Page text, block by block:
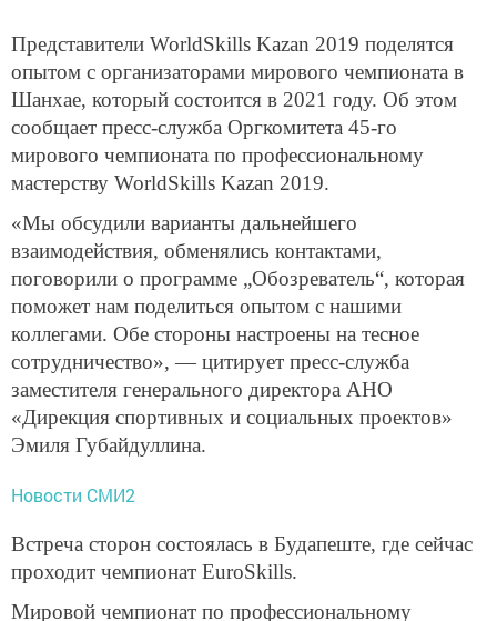
Представители WorldSkills Kazan 2019 поделятся
опытом с организаторами мирового чемпионата в
Шанхае, который состоится в 2021 году. Об этом
сообщает пресс-служба Оргкомитета 45-го
мирового чемпионата по профессиональному
мастерству WorldSkills Kazan 2019.
«Мы обсудили варианты дальнейшего
взаимодействия, обменялись контактами,
поговорили о программе „Обозреватель“, которая
поможет нам поделиться опытом с нашими
коллегами. Обе стороны настроены на тесное
сотрудничество», — цитирует пресс-служба
заместителя генерального директора АНО
«Дирекция спортивных и социальных проектов»
Эмиля Губайдуллина.
Новости СМИ2
Встреча сторон состоялась в Будапеште, где сейчас
проходит чемпионат EuroSkills.
Мировой чемпионат по профессиональному